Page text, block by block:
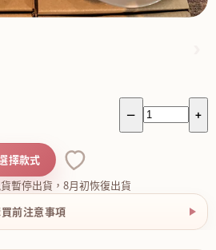
－ +
暫停出貨，8月初恢復出貨
擇款式
前注意事項